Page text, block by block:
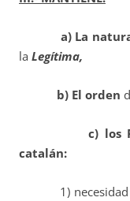
a) La
la Legítima,
b) El orden
c) los
catalán:
1) necesidad de